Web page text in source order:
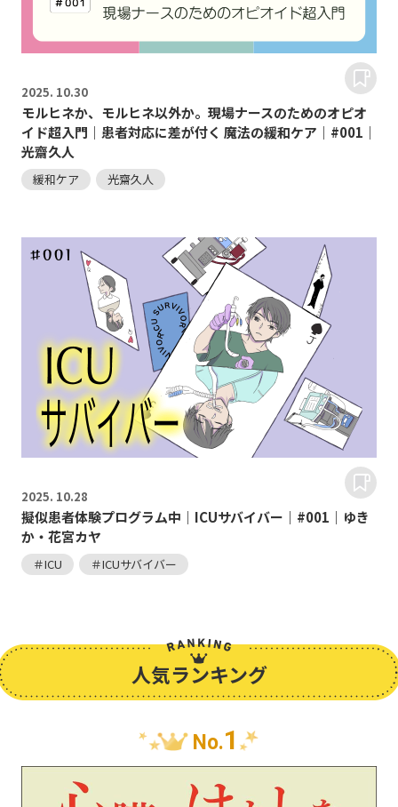
2025. 10.30
モルヒネか、モルヒネ以外か。現場ナースのためのオピオ
イド超入門｜患者対応に差が付く 魔法の緩和ケア｜#001｜
光齋久人
緩和ケア 光齋久人
2025. 10.28
擬似患者体験プログラム中｜ICUサバイバー｜#001｜ゆき
か・花宮カヤ
＃ICU ＃ICUサバイバー
人気ランキング
No.1